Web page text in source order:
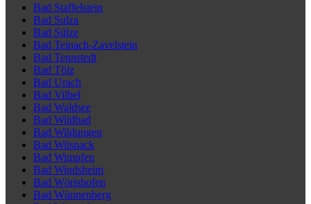
Bad Staffelstein
Bad Sulza
Bad Sülze
Bad Teinach-Zavelstein
Bad Tennstedt
Bad Tölz
Bad Urach
Bad Vilbel
Bad Waldsee
Bad Wildbad
Bad Wildungen
Bad Wilsnack
Bad Wimpfen
Bad Windsheim
Bad Wörishofen
Bad Wünnenberg